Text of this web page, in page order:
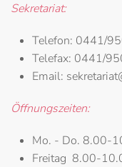
Sekretariat:
Telefon: 0441/
Telefax: 0441/
Email:
Öffnungszeiten:
Mo. - Do. 8.00-
Freitag 8.00-